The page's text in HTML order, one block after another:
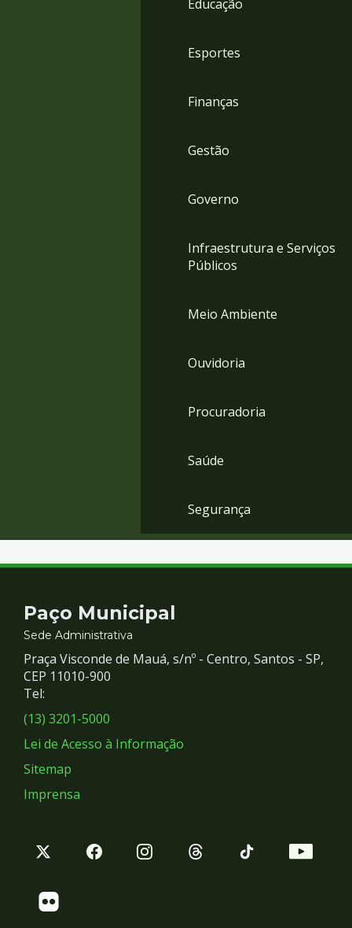
Educação
Esportes
Finanças
Gestão
Governo
Infraestrutura e Serviços
Públicos
Meio Ambiente
Ouvidoria
Procuradoria
Saúde
Segurança
Contato
e
Redes
Sociais
Paço Municipal
Sede Administrativa
Praça Visconde de Mauá, s/nº - Centro, Santos - SP,
CEP 11010-900
Tel:
(13) 3201-5000
Lei de Acesso à Informação
Sitemap
Imprensa